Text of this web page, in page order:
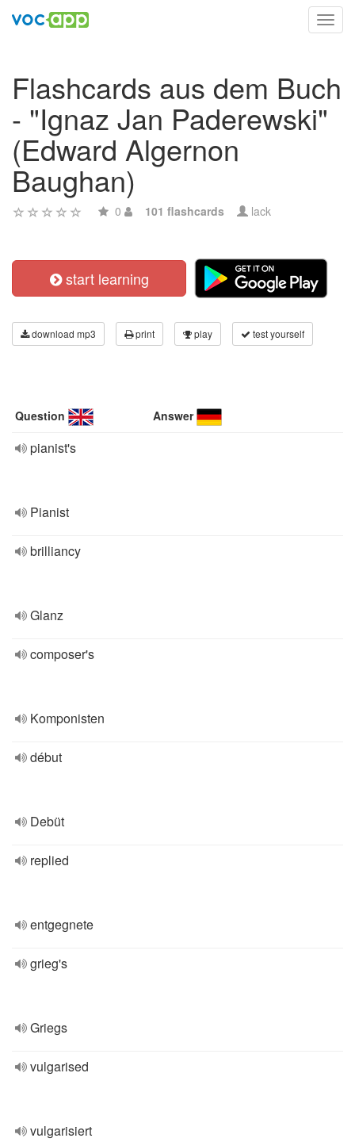
Flashcards aus dem Buch
- "Ignaz Jan Paderewski"
(Edward Algernon
Baughan)
0 101 flashcards lack
start learning
download mp3 print play test yourself
Question Answer
pianist's
Pianist
brilliancy
Glanz
composer's
Komponisten
début
Debüt
replied
entgegnete
grieg's
Griegs
vulgarised
vulgarisiert